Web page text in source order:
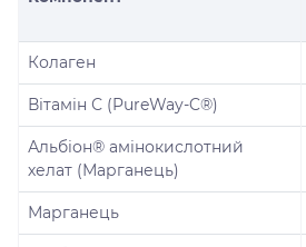
Колаген
Вітамін С (PureWay-C®)
Альбіон® амінокислотний
хелат (Марганець)
Марганець